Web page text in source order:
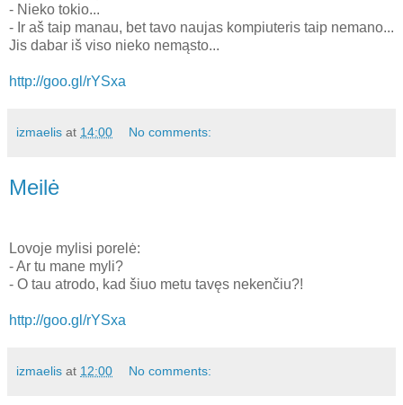
- Nieko tokio...
- Ir aš taip manau, bet tavo naujas kompiuteris taip nemano...
Jis dabar iš viso nieko nemąsto...
http://goo.gl/rYSxa
izmaelis at 14:00 No comments:
Meilė
Lovoje mylisi porelė:
- Ar tu mane myli?
- O tau atrodo, kad šiuo metu tavęs nekenčiu?!
http://goo.gl/rYSxa
izmaelis at 12:00 No comments: